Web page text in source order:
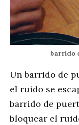
barrido
Un barrido de
el ruido se
barrido de
bloquear el